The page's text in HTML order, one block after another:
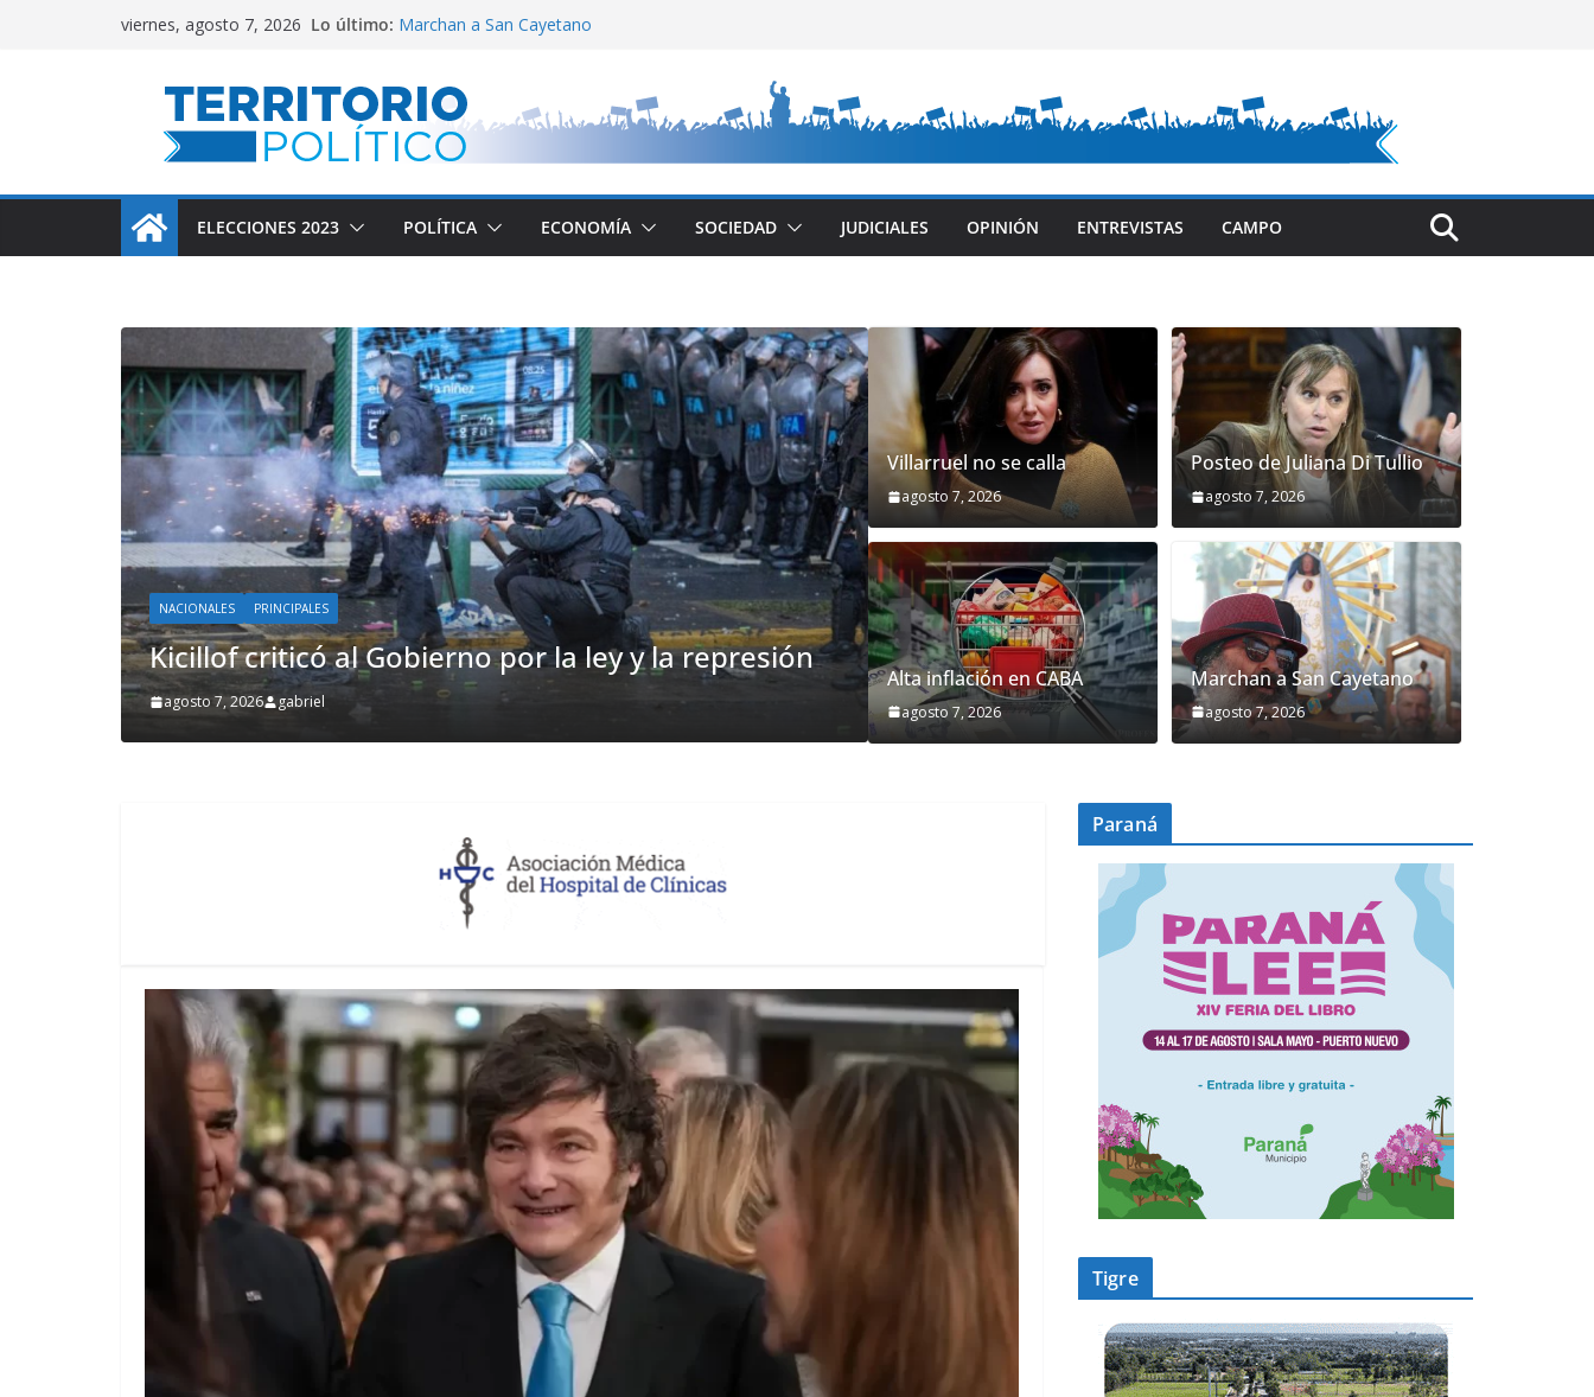
viernes, agosto 7, 2026 Lo último: Marchan a San Cayetano
Posteo de Juliana Di Tullio
Alta inflación en CABA
ELECCIONES 2023 POLÍTICA ECONOMÍA SOCIEDAD JUDICIALES OPINIÓN ENTREVISTAS CAMPO
represión
NACIONALES PRINCIPALES
«Provocados por delincuentes anarquistas»
agosto 7, 2026 gabriel
NACIONALES PRINCIPALES
«La ley es un asco y es inconstitucional
Villarruel no se calla
agosto 7, 2026
Posteo de Juliana Di Tullio
agosto 7, 2026
Alta inflación en CABA
agosto 7, 2026
Marchan a San Cayetano
agosto 7, 2026
Paraná
Tigre